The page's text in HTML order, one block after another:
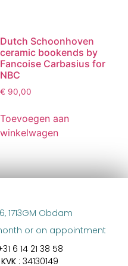
Dutch Schoonhoven
ceramic bookends by
Fancoise Carbasius for
NBC
€ 90,00
Toevoegen aan
winkelwagen
1713GM Obdam
or on appointment
6 14 21 38 58‬
KVK: 34130149